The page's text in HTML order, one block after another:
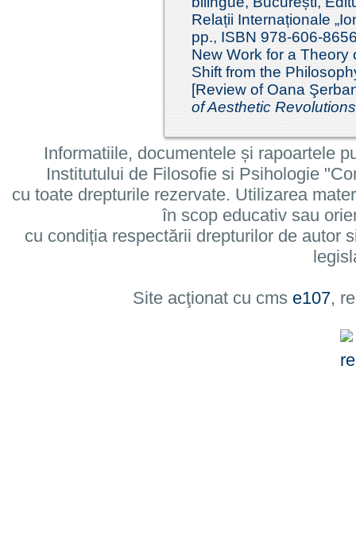
Relații Internaționale
pp., ISBN 978-606-
New Work for a Theory
Shift from the
[Review of Oana
of Aesthetic Revolutions
Informatiile, documentele și rapoartele
Institutului de Filosofie si Psihologie
cu toate drepturile rezervate. Utilizarea
în scop educativ sau
cu condiția respectării drepturilor de autor
Site acţionat cu cms e107,